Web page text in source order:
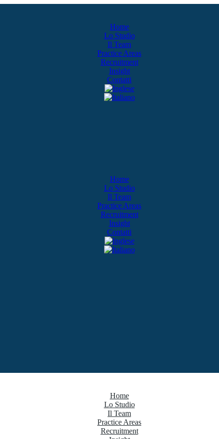
Home
Lo Studio
Il Team
Practice Areas
Recruitment
Insight
Contatti
Home
Lo Studio
Il Team
Practice Areas
Recruitment
Insight
Contatti
Home
Lo Studio
Il Team
Practice Areas
Recruitment